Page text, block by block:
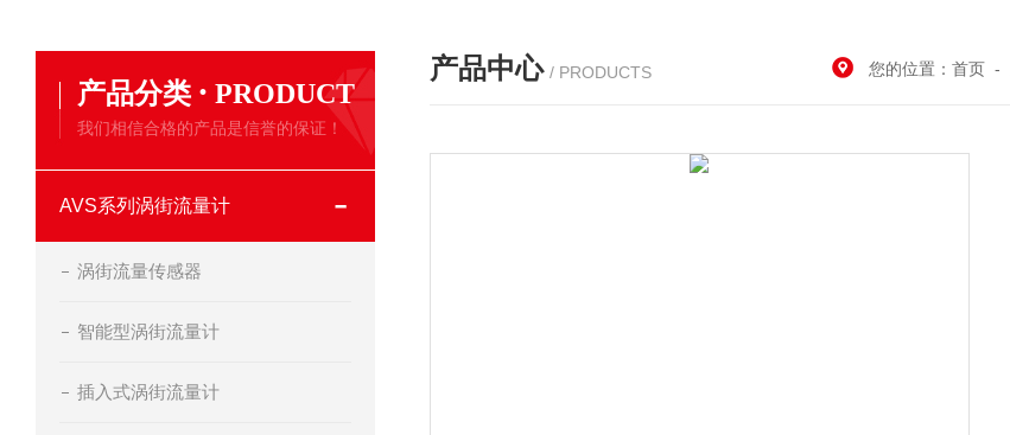
产品分类 · PRODUCT
我们相信合格的产品是信誉的保证！
AVS系列涡街流量计
涡街流量传感器
智能型涡街流量计
插入式涡街流量计
产品中心 / PRODUCTS 您的位置：首页 -